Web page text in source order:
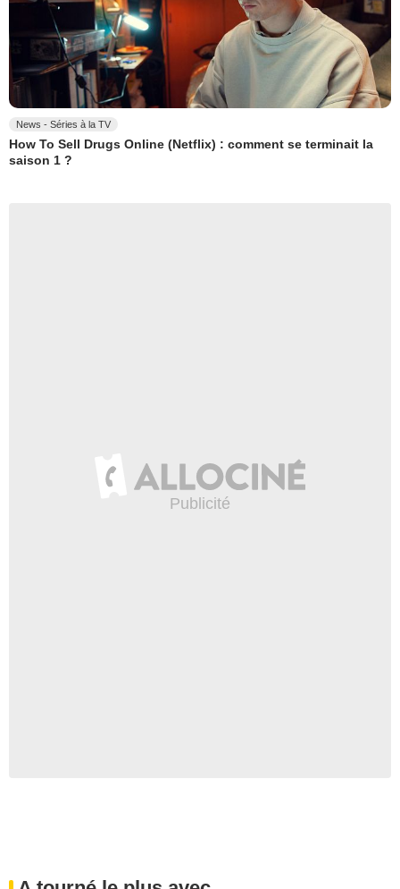
News - Séries à la TV
How To Sell Drugs Online (Netflix) : comment se terminait la
saison 1 ?